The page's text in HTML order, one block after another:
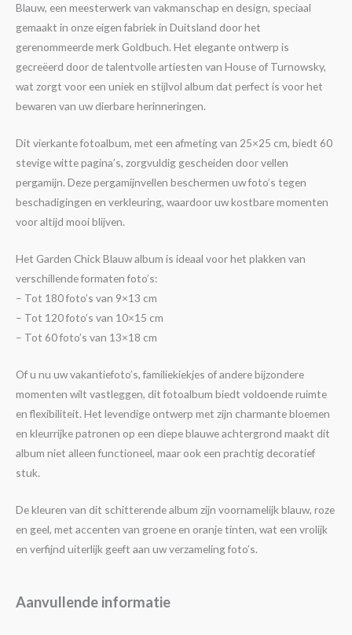
Blauw, een meesterwerk van vakmanschap en design, speciaal
gemaakt in onze eigen fabriek in Duitsland door het
gerenommeerde merk Goldbuch. Het elegante ontwerp is
gecreëerd door de talentvolle artiesten van House of Turnowsky,
wat zorgt voor een uniek en stijlvol album dat perfect is voor het
bewaren van uw dierbare herinneringen.
Dit vierkante fotoalbum, met een afmeting van 25×25 cm, biedt 60
stevige witte pagina’s, zorgvuldig gescheiden door vellen
pergamijn. Deze pergamijnvellen beschermen uw foto’s tegen
beschadigingen en verkleuring, waardoor uw kostbare momenten
voor altijd mooi blijven.
Het Garden Chick Blauw album is ideaal voor het plakken van
verschillende formaten foto’s:
– Tot 180 foto’s van 9×13 cm
– Tot 120 foto’s van 10×15 cm
– Tot 60 foto’s van 13×18 cm
Of u nu uw vakantiefoto’s, familiekiekjes of andere bijzondere
momenten wilt vastleggen, dit fotoalbum biedt voldoende ruimte
en flexibiliteit. Het levendige ontwerp met zijn charmante bloemen
en kleurrijke patronen op een diepe blauwe achtergrond maakt dit
album niet alleen functioneel, maar ook een prachtig decoratief
stuk.
De kleuren van dit schitterende album zijn voornamelijk blauw, roze
en geel, met accenten van groene en oranje tinten, wat een vrolijk
en verfijnd uiterlijk geeft aan uw verzameling foto’s.
Aanvullende informatie